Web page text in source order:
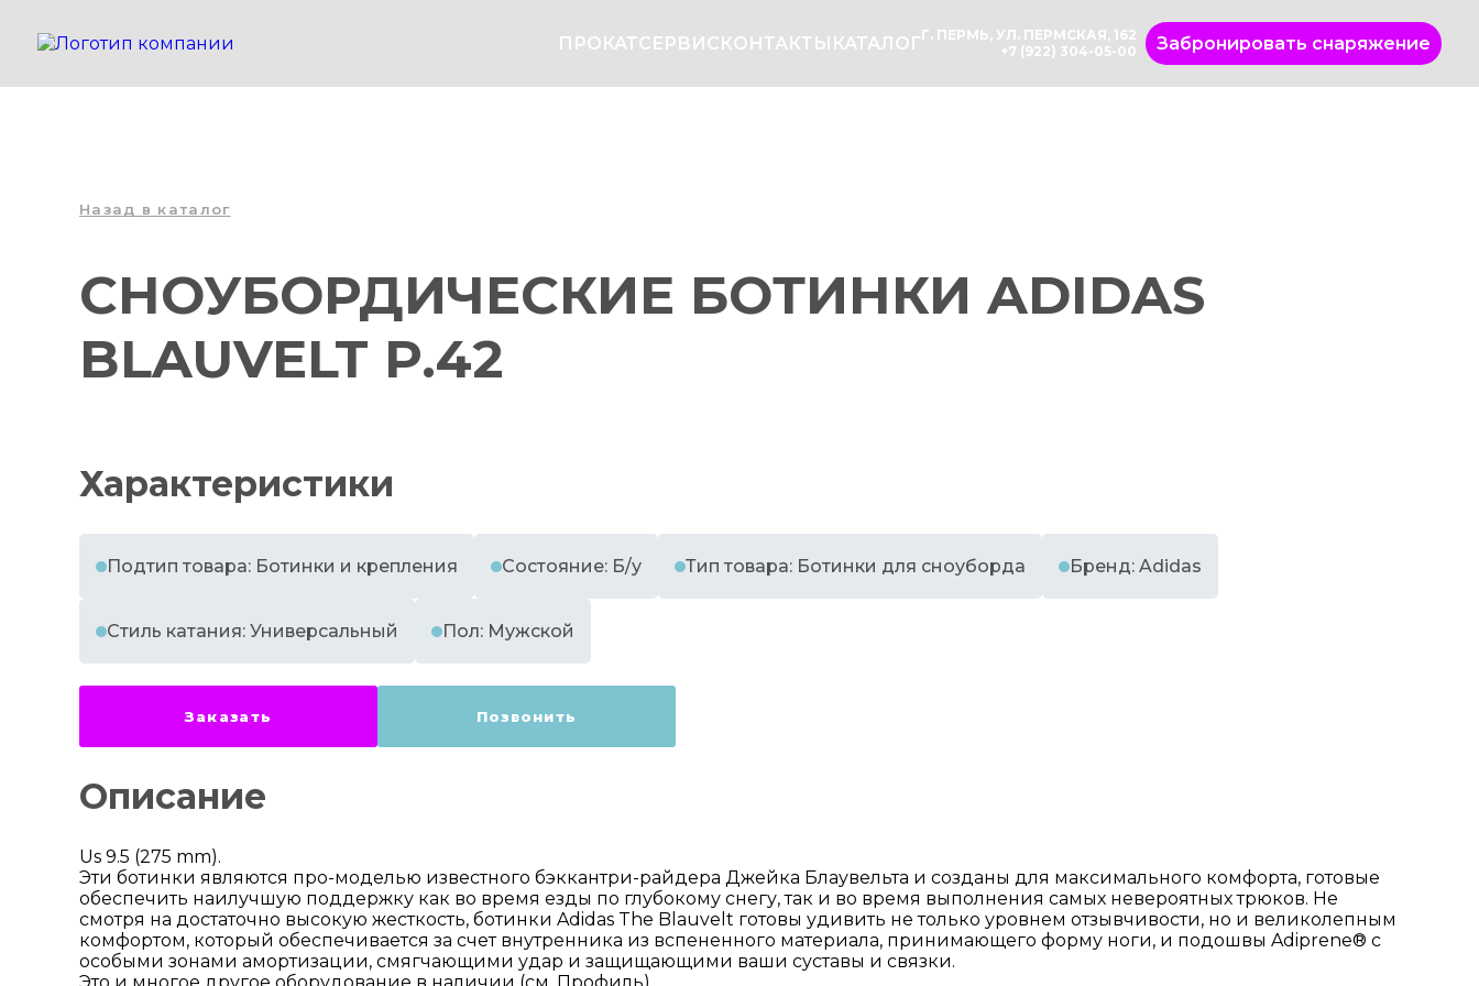
ПРОКАТСЕРВИСКОНТАКТЫ КАТАЛОГГ. ПЕРМЬ, УЛ. ПЕРМСКАЯ, 162
+7 (922) 304-05-00
Забронировать снаряжение
Назад в каталог
СНОУБОРДИЧЕСКИЕ БОТИНКИ ADIDAS
BLAUVELT P.42
Характеристики
Подтип товара: Ботинки и крепления Состояние: Б/у Тип товара: Ботинки для сноуборда Бренд: Adidas
Стиль катания: Универсальный Пол: Мужской
Заказать Позвонить
Описание
Us 9.5 (275 mm).
Эти ботинки являются про-моделью известного бэккантри-райдера Джейка Блаувельта и созданы для максимального комфорта, готовые
обеспечить наилучшую поддержку как во время езды по глубокому снегу, так и во время выполнения самых невероятных трюков. Не
смотря на достаточно высокую жесткость, ботинки Adidas The Blauvelt готовы удивить не только уровнем отзывчивости, но и великолепным
комфортом, который обеспечивается за счет внутренника из вспененного материала, принимающего форму ноги, и подошвы Adiprene® с
особыми зонами амортизации, смягчающими удар и защищающими ваши суставы и связки.